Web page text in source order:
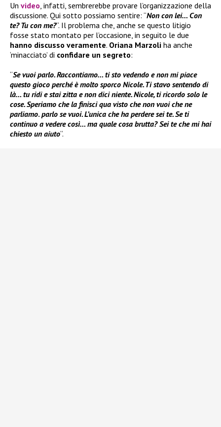
Un video, infatti, sembrerebbe provare l’organizzazione della
discussione. Qui sotto possiamo sentire: “Non con lei… Con
te? Tu con me?“. Il problema che, anche se questo litigio
fosse stato montato per l’occasione, in seguito le due
hanno discusso veramente. Oriana Marzoli ha anche
‘minacciato’ di confidare un segreto:
“Se vuoi parlo. Raccontiamo… ti sto vedendo e non mi piace
questo gioco perché è molto sporco Nicole. Ti stavo sentendo di
là… tu ridi e stai zitta e non dici niente. Nicole, ti ricordo solo le
cose. Speriamo che la finisci qua visto che non vuoi che ne
parliamo. parlo se vuoi. L’unica che ha perdere sei te. Se ti
continuo a vedere così… ma quale cosa brutta? Sei te che mi hai
chiesto un aiuto“.